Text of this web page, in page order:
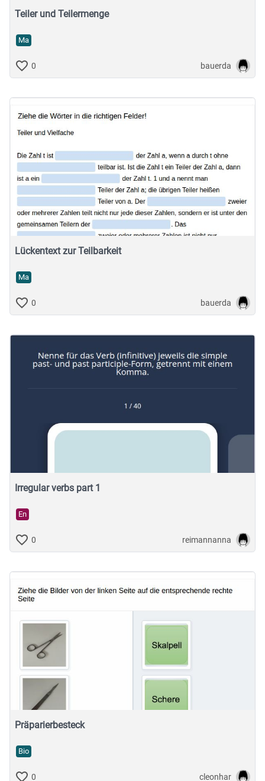
Teiler und Teilermenge
Ma
0 bauerda
Lückentext zur Teilbarkeit
Ma
0 bauerda
Irregular verbs part 1
En
0 reimannanna
Präparierbesteck
Bio
0 cleonhar